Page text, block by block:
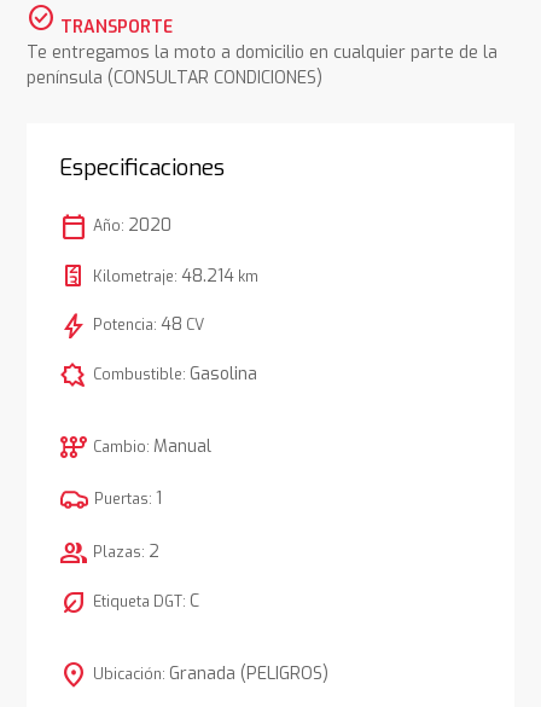
check_circle TRANSPORTE
Te entregamos la moto a domicilio en cualquier parte de la
península (CONSULTAR CONDICIONES)
Especificaciones
calendar_today Año: 2020
Kilometraje: 48.214km
bolt Potencia: 48 CV
comic_bubble Combustible: Gasolina
auto_transmission Cambio: Manual
Puertas: 1
group Plazas: 2
nest_eco_leaf Etiqueta DGT: C
location_on Ubicación: Granada (PELIGROS)